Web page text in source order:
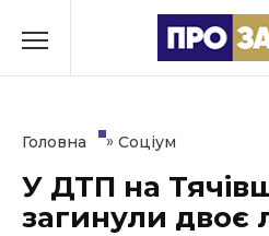
до
Культура
Головна » Соціум
У ДТП на
загинули двоє